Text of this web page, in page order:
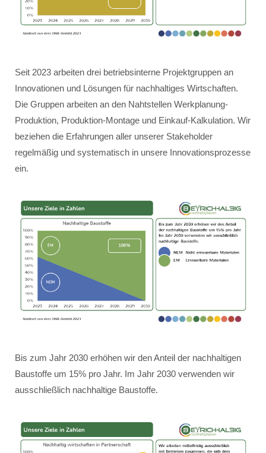
Seit 2023 arbeiten drei betriebsinterne Projektgruppen an
Innovationen und Lösungen für nachhaltiges Wirtschaften.
Die Gruppen arbeiten an den Nahtstellen Werkplanung-
Produktion, Produktion-Montage und Einkauf-Kalkulation. Wir
beziehen die Erfahrungen aller unserer Stakeholder
regelmäßig und systematisch in unsere Innovationsprozesse
ein.
Bis zum Jahr 2030 erhöhen wir den Anteil der nachhaltigen
Baustoffe um 15% pro Jahr. Im Jahr 2030 verwenden wir
ausschließlich nachhaltige Baustoffe.